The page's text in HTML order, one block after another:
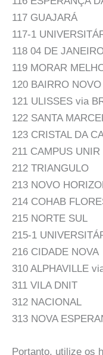
117 GUAJARÁ
117-1
118 04 DE
119 MORAR
120 BAIRRO NOVO
121 ULISSES via
122 SANTA
123 CRISTAL DA
211 CAMPUS UNIR
212 TRIANGULO
213 NOVO
214 COHAB
215 NORTE SUL
215-1
216 CIDADE NOVA
310 ALPHAVILLE
311 VILA DNIT
312 NACIONAL
313 NOVA
Portanto, utilize os